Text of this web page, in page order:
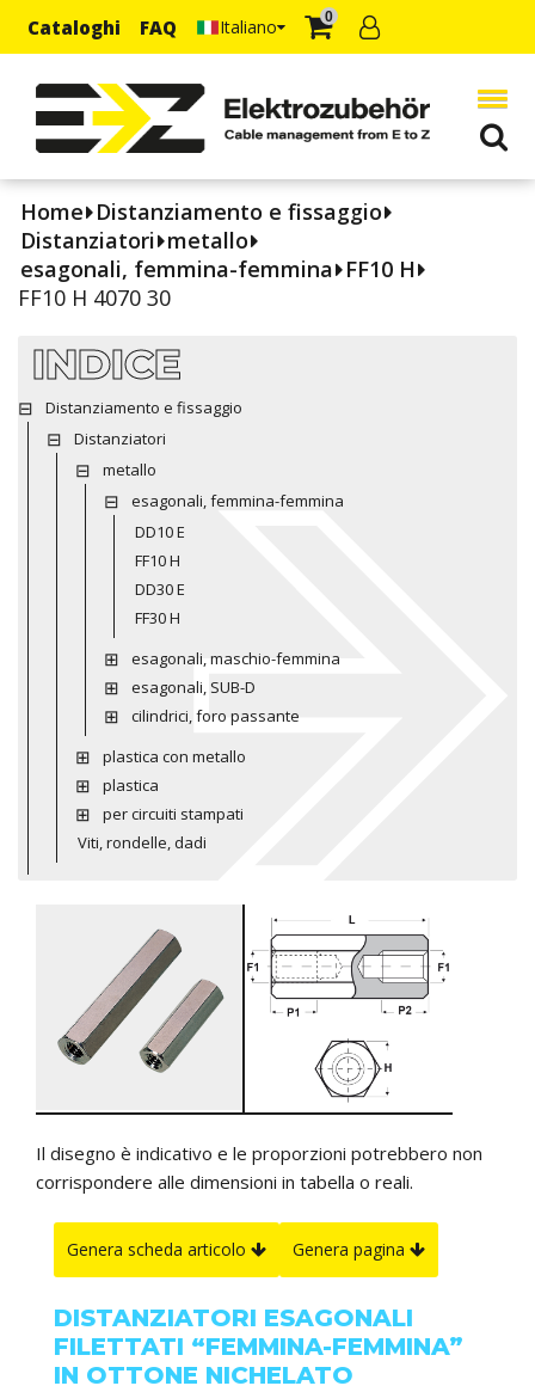
Cataloghi FAQ Italiano 0
Home Distanziamento e fissaggio
Distanziatori metallo
esagonali, femmina-femmina FF10 H
FF10 H 4070 30
INDICE
Distanziamento e fissaggio
Distanziatori
metallo
esagonali, femmina-femmina
DD10 E
FF10 H
DD30 E
FF30 H
esagonali, maschio-femmina
esagonali, SUB-D
cilindrici, foro passante
plastica con metallo
plastica
per circuiti stampati
Viti, rondelle, dadi
Il disegno è indicativo e le proporzioni potrebbero non
corrispondere alle dimensioni in tabella o reali.
Genera scheda articolo Genera pagina
DISTANZIATORI ESAGONALI
FILETTATI “FEMMINA-FEMMINA”
IN OTTONE NICHELATO